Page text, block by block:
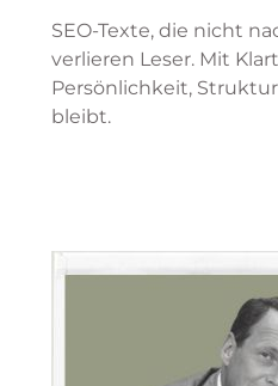
SEO-Texte, die nicht
verlieren Leser. Mit
Persönlichkeit,
bleibt.